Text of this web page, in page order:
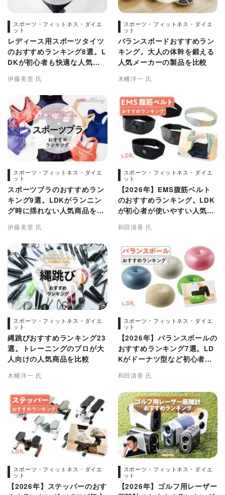
スポーツ・フィットネス・ダイエ
ット
レディース用スポーツタイツ
のおすすめランキング8選。L
DKが初心者も快適な人気商
伊藤美里 氏
スポーツ・フィットネス・ダイエ
ット
バランスボードおすすめラン
キング。大人の体幹を鍛える
人気メーカーの製品を比較
木幡洋一 氏
スポーツ・フィットネス・ダイエ
ット
スポーツブラのおすすめラン
キング9選。LDKがランニン
グ時に揺れない人気商品を徹
伊藤美里 氏
スポーツ・フィットネス・ダイエ
ット
【2026年】EMS腹筋ベルト
のおすすめランキング。LDK
が初心者が使いやすい人気商
和田清香 氏
スポーツ・フィットネス・ダイエ
ット
縄跳びおすすめランキング23
選。トレーニングのプロが大
人向けの人気商品を比較
木幡洋一 氏
スポーツ・フィットネス・ダイエ
ット
【2026年】バランスボールの
おすすめランキング7選。LD
Kがドーナツ型など初心者向
和田清香 氏
スポーツ・フィットネス・ダイエ
ット
【2026年】ステッパーのおす
スポーツ・フィットネス・ダイエ
ット
【2026年】ゴルフ用レーザー